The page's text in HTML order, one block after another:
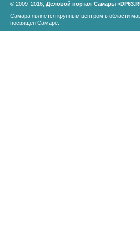
© 2009–2016, Деловой портал Самары
Самара является крупным центром в области
посвящен Самаре.